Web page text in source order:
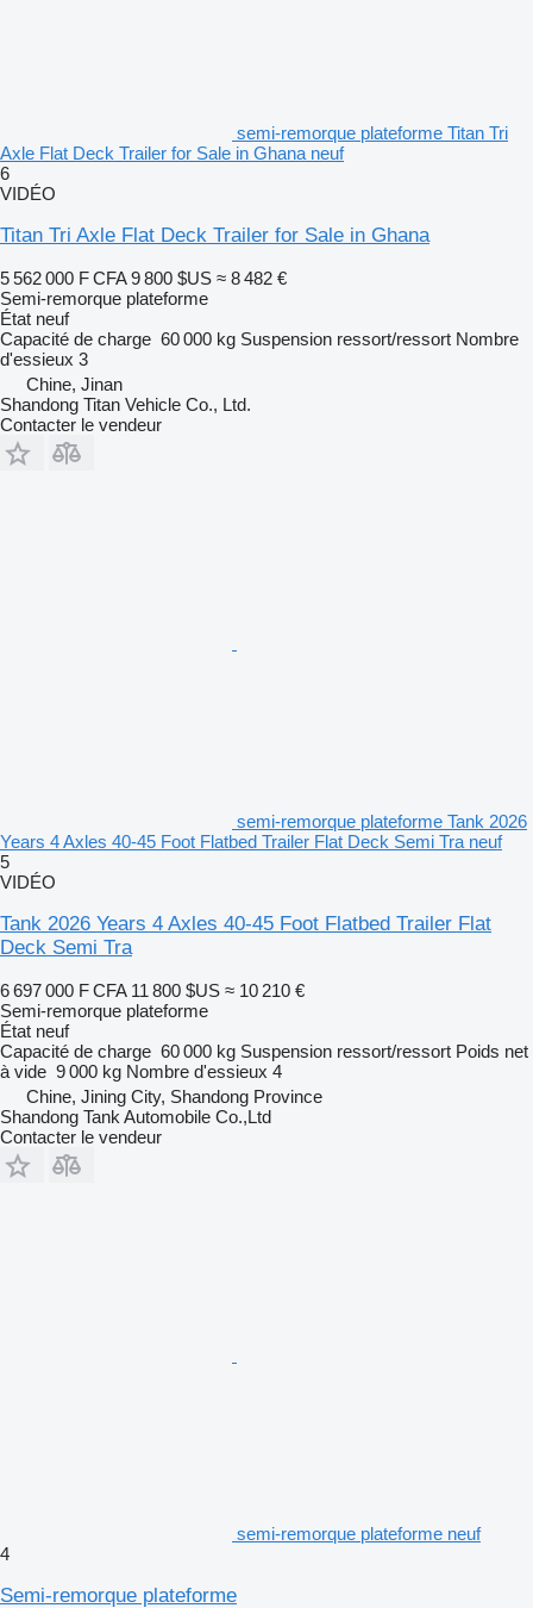
semi-remorque plateforme Titan Tri
Axle Flat Deck Trailer for Sale in Ghana neuf
6
VIDÉO
Titan Tri Axle Flat Deck Trailer for Sale in Ghana
5 562 000 F CFA 9 800 $US ≈ 8 482 €
Semi-remorque plateforme
État neuf
Capacité de charge 60 000 kg Suspension ressort/ressort Nombre
d'essieux 3
Chine, Jinan
Shandong Titan Vehicle Co., Ltd.
Contacter le vendeur
semi-remorque plateforme Tank 2026
Years 4 Axles 40-45 Foot Flatbed Trailer Flat Deck Semi Tra neuf
5
VIDÉO
Tank 2026 Years 4 Axles 40-45 Foot Flatbed Trailer Flat
Deck Semi Tra
6 697 000 F CFA 11 800 $US ≈ 10 210 €
Semi-remorque plateforme
État neuf
Capacité de charge 60 000 kg Suspension ressort/ressort Poids net
à vide 9 000 kg Nombre d'essieux 4
Chine, Jining City, Shandong Province
Shandong Tank Automobile Co.,Ltd
Contacter le vendeur
semi-remorque plateforme neuf
4
Semi-remorque plateforme